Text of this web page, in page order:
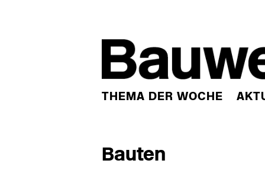
THEMA DER WOCHE
Bauten